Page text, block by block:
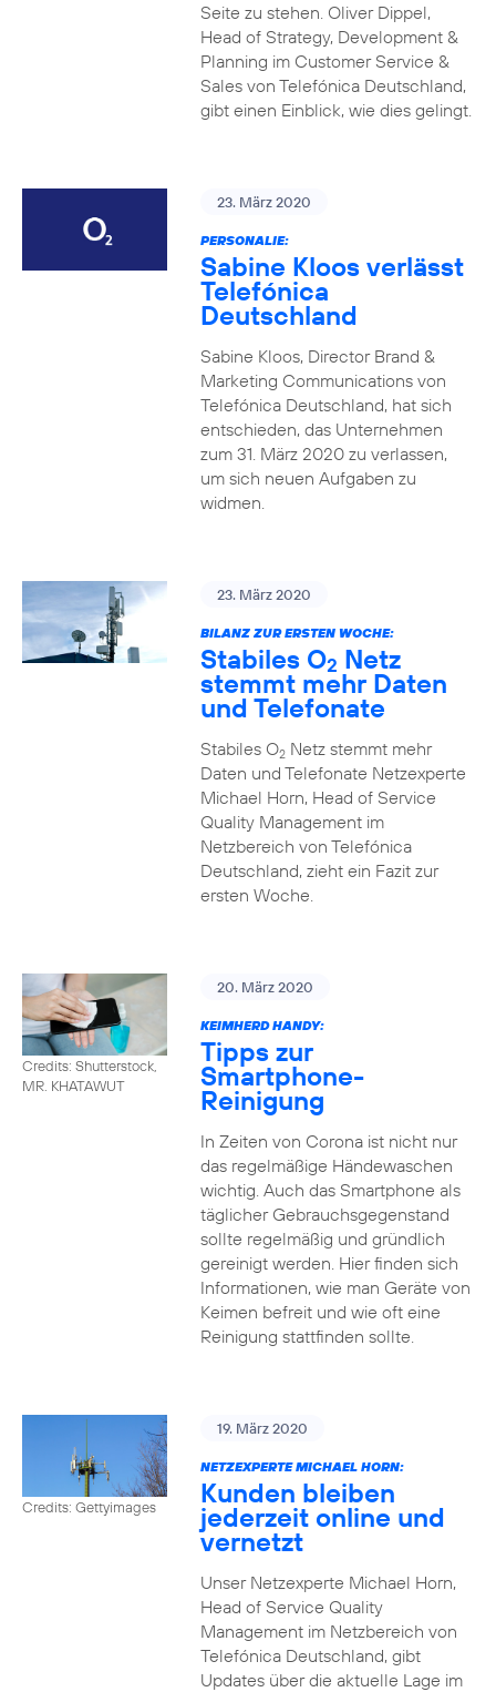
Seite zu stehen. Oliver Dippel,
Head of Strategy, Development &
Planning im Customer Service &
Sales von Telefónica Deutschland,
gibt einen Einblick, wie dies gelingt.
23. März 2020
PERSONALIE:
Sabine Kloos verlässt
Telefónica
Deutschland
Sabine Kloos, Director Brand &
Marketing Communications von
Telefónica Deutschland, hat sich
entschieden, das Unternehmen
zum 31. März 2020 zu verlassen,
um sich neuen Aufgaben zu
widmen.
23. März 2020
BILANZ ZUR ERSTEN WOCHE:
Stabiles O2 Netz
stemmt mehr Daten
und Telefonate
Stabiles O2Netz stemmt mehr
Daten und Telefonate Netzexperte
Michael Horn, Head of Service
Quality Management im
Netzbereich von Telefónica
Deutschland, zieht ein Fazit zur
ersten Woche.
Credits: Shutterstock,
MR. KHATAWUT
20. März 2020
KEIMHERD HANDY:
Tipps zur
Smartphone-
Reinigung
In Zeiten von Corona ist nicht nur
das regelmäßige Händewaschen
wichtig. Auch das Smartphone als
täglicher Gebrauchsgegenstand
sollte regelmäßig und gründlich
gereinigt werden. Hier finden sich
Informationen, wie man Geräte von
Keimen befreit und wie oft eine
Reinigung stattfinden sollte.
Credits: Gettyimages
19. März 2020
NETZEXPERTE MICHAEL HORN:
Kunden bleiben
jederzeit online und
vernetzt
Unser Netzexperte Michael Horn,
Head of Service Quality
Management im Netzbereich von
Telefónica Deutschland, gibt
Updates über die aktuelle Lage im